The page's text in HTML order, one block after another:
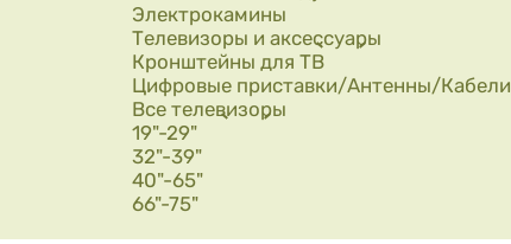
Электрокамины
Телевизоры и аксессуары
Кронштейны для ТВ
Цифровые приставки/Антенны/Кабели
Все телевизоры
19"-29"
32"-39"
40"-65"
66"-75"